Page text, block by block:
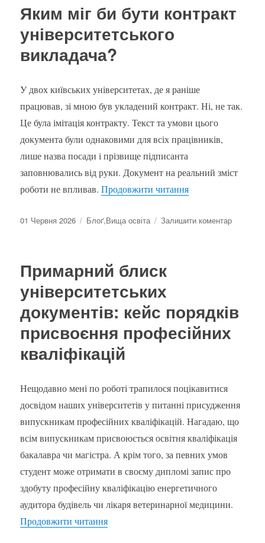
перелік
Яким міг би бути контракт
університетського
викладача?
У двох київських університетах, де я раніше
працював, зі мною був укладений контракт. Ні, не так.
Це була імітація контракту. Текст та умови цього
документа були однаковими для всіх працівників,
лише назва посади і прізвище підписанта
заповнювались від руки. Документ на реальний зміст
роботи не впливав.Продовжити читання“Яким міг би бути
Оприлюднено
01 Червня 2026 Категорії
Блоґ,Вища освіта Залишити коментардо
Примарний блиск
університетських
документів: кейс порядків
присвоєння професійних
кваліфікацій
Нещодавно мені по роботі трапилося поцікавитися
досвідом наших університетів у питанні присудження
випускникам професійних кваліфікацій. Нагадаю, що
всім випускникам присвоюється освітня кваліфікація
бакалавра чи магістра. А крім того, за певних умов
студент може отримати в своєму дипломі запис про
здобуту професійну кваліфікацію енергетичного
аудитора будівель чи лікаря ветеринарної медицини.
Продовжити читання“Примарний блиск університетських